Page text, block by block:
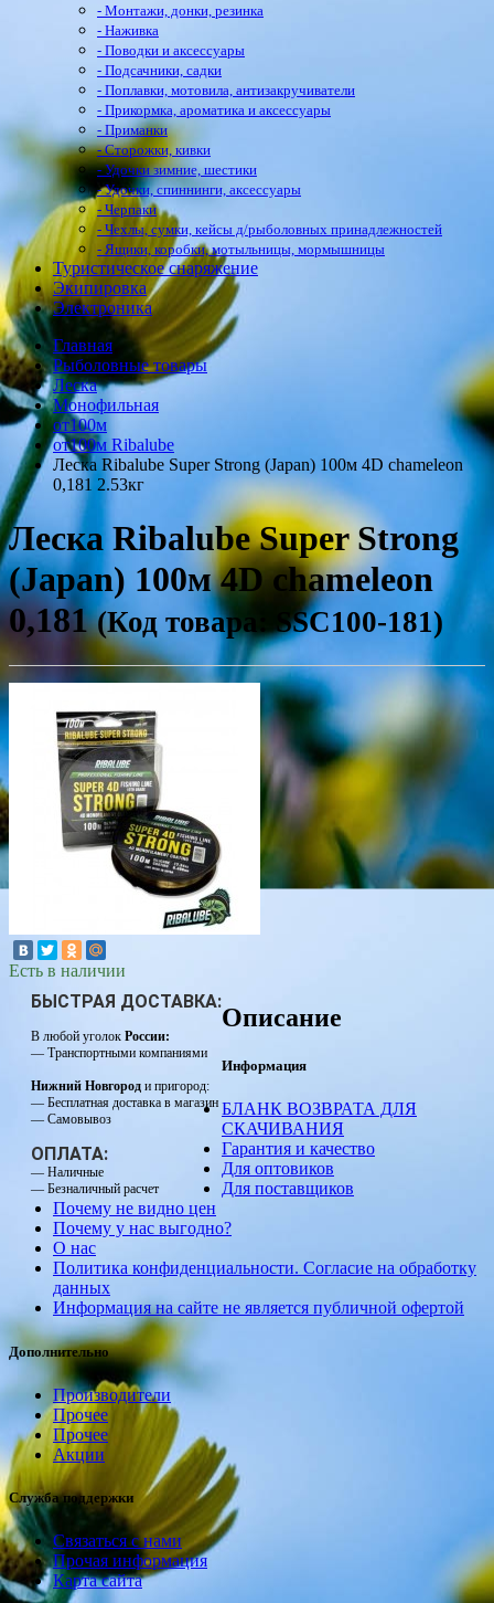
- Монтажи, донки, резинка
- Наживка
- Поводки и аксессуары
- Подсачники, садки
- Поплавки, мотовила, антизакручиватели
- Прикормка, ароматика и аксессуары
- Приманки
- Сторожки, кивки
- Удочки зимние, шестики
- Удочки, спиннинги, аксессуары
- Черпаки
- Чехлы, сумки, кейсы д/рыболовных принадлежностей
- Ящики, коробки, мотыльницы, мормышницы
Туристическое снаряжение
Экипировка
Электроника
Главная
Рыболовные товары
Леска
Монофильная
от100м
от100м Ribalube
Леска Ribalube Super Strong (Japan) 100м 4D chameleon
0,181 2.53кг
Леска Ribalube Super Strong
(Japan) 100м 4D chameleon
0,181 (Код товара: SSC100-181)
Есть в наличии
БЫСТРАЯ ДОСТАВКА:
В любой уголок России:
— Транспортными компаниями
Нижний Новгород и пригород:
— Бесплатная доставка в магазин
— Самовывоз
ОПЛАТА:
— Наличные
— Безналичный расчет
Описание
Информация
БЛАНК ВОЗВРАТА ДЛЯ
СКАЧИВАНИЯ
Гарантия и качество
Для оптовиков
Для поставщиков
Почему не видно цен
Почему у нас выгодно?
О нас
Политика конфиденциальности. Согласие на обработку
данных
Информация на сайте не является публичной офертой
Дополнительно
Производители
Прочее
Прочее
Акции
Служба поддержки
Связаться с нами
Прочая информация
Карта сайта